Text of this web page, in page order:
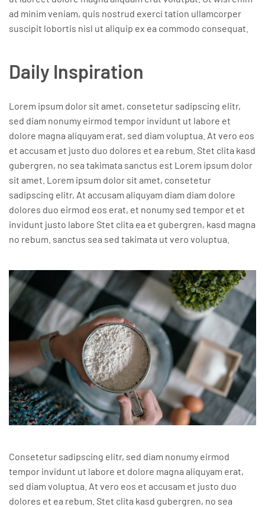
ad minim veniam, quis nostrud exerci tation ullamcorper
suscipit lobortis nisl ut aliquip ex ea commodo consequat.
Daily Inspiration
Lorem ipsum dolor sit amet, consetetur sadipscing elitr,
sed diam nonumy eirmod tempor invidunt ut labore et
dolore magna aliquyam erat, sed diam voluptua. At vero eos
et accusam et justo duo dolores et ea rebum. Stet clita kasd
gubergren, no sea takimata sanctus est Lorem ipsum dolor
sit amet. Lorem ipsum dolor sit amet, consetetur
sadipscing elitr, At accusam aliquyam diam diam dolore
dolores duo eirmod eos erat, et nonumy sed tempor et et
invidunt justo labore Stet clita ea et gubergren, kasd magna
no rebum. sanctus sea sed takimata ut vero voluptua.
Consetetur sadipscing elitr, sed diam nonumy eirmod
tempor invidunt ut labore et dolore magna aliquyam erat,
sed diam voluptua. At vero eos et accusam et justo duo
dolores et ea rebum. Stet clita kasd gubergren, no sea